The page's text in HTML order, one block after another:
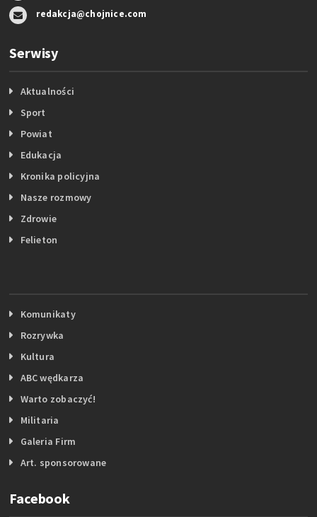
redakcja@chojnice.com
Serwisy
Aktualności
Sport
Powiat
Edukacja
Kronika policyjna
Nasze rozmowy
Zdrowie
Felieton
Komunikaty
Rozrywka
Kultura
ABC wędkarza
Warto zobaczyć!
Militaria
Galeria Firm
Art. sponsorowane
Facebook